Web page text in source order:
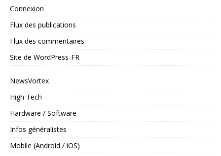
Connexion
Flux des publications
Flux des commentaires
Site de WordPress-FR
NewsVortex
High Tech
Hardware / Software
Infos généralistes
Mobile (Android / iOS)